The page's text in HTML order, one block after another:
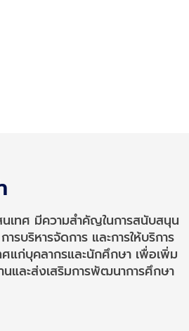
เทศ มีความสำคัญในการสนับสนุน
ารบริหารจัดการ และการให้บริการ
ศแก่บุคลากรและนักศึกษา เพื่อเพิ่ม
นและส่งเสริมการพัฒนาการศึกษา